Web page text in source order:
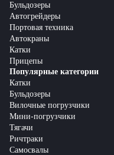
Бульдозеры
Автогрейдеры
Портовая техника
Автокраны
Катки
Прицепы
Популярные категории
Катки
Бульдозеры
Вилочные погрузчики
Мини-погрузчики
Тягачи
Ричтраки
Самосвалы